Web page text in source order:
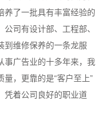
养了一批具有丰富经验的
司有设计部、工程部、
到维修保养的一条龙服
事广告业的十多年来，我
，更靠的是“客户至上”
凭着公司良好的职业道